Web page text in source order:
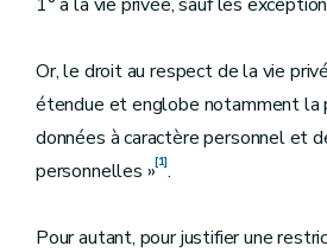
Or, le droit au respect de la vie
étendue et englobe notamment la
données à caractère personnel et
personnelles »[1].
Pour autant, pour justifier une